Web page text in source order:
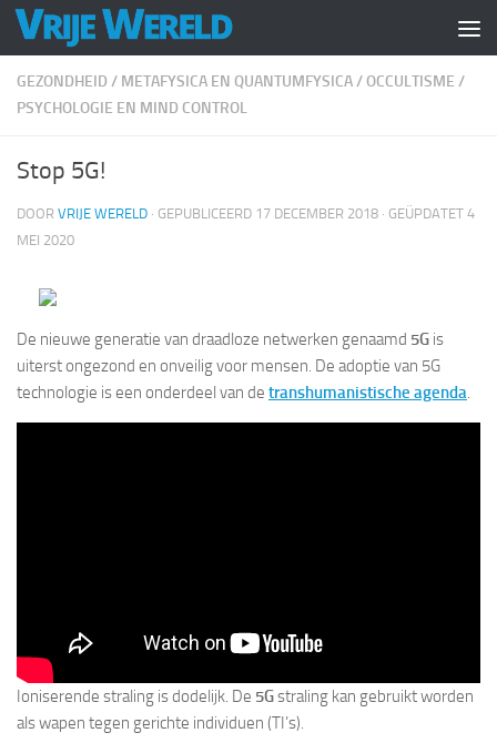
Doorgaan naar inhoud
GEZONDHEID / METAFYSICA EN QUANTUMFYSICA/OCCULTISME /
PSYCHOLOGIE EN MIND CONTROL
Stop 5G!
DOOR VRIJE WERELD · GEPUBLICEERD 17 DECEMBER 2018 · GEÜPDATET 4
MEI 2020
De nieuwe generatie van draadloze netwerken genaamd 5G is
uiterst ongezond en onveilig voor mensen. De adoptie van 5G
technologie is een onderdeel van de transhumanistische agenda.
Ioniserende straling is dodelijk. De 5Gstraling kan gebruikt worden
als wapen tegen gerichte individuen (TI’s).